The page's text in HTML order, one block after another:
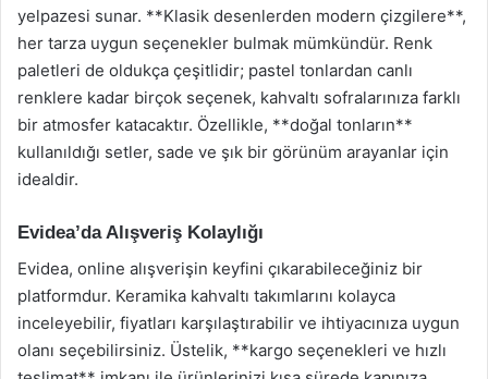
yelpazesi sunar. **Klasik desenlerden modern çizgilere**,
her tarza uygun seçenekler bulmak mümkündür. Renk
paletleri de oldukça çeşitlidir; pastel tonlardan canlı
renklere kadar birçok seçenek, kahvaltı sofralarınıza farklı
bir atmosfer katacaktır. Özellikle, **doğal tonların**
kullanıldığı setler, sade ve şık bir görünüm arayanlar için
idealdir.
Evidea’da Alışveriş Kolaylığı
Evidea, online alışverişin keyfini çıkarabileceğiniz bir
platformdur. Keramika kahvaltı takımlarını kolayca
inceleyebilir, fiyatları karşılaştırabilir ve ihtiyacınıza uygun
olanı seçebilirsiniz. Üstelik, **kargo seçenekleri ve hızlı